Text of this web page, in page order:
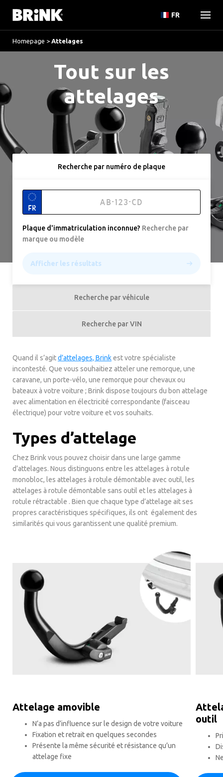
FR
Homepage > Attelages
Tout sur les
attelages
Recherche par numéro de plaque
FR
Plaque d'immatriculation inconnue? Recherche par
marque ou modèle
Afficher les résultats
Recherche par véhicule
Recherche par VIN
Quand il s’agitd’attelages, Brinkest votre spécialiste
incontesté. Que vous souhaitiez atteler une remorque, une
caravane, un porte-vélo, une remorque pour chevaux ou
bateaux à votre voiture ; Brink dispose toujours du bon attelage
avec alimentation en électricité correspondante (faisceau
électrique) pour votre voiture et vos souhaits.
Types d’attelage
Chez Brink vous pouvez choisir dans une large gamme
d’attelages. Nous distinguons entre les attelages à rotule
monobloc, les attelages à rotule démontable avec outil, les
attelages à rotule démontable sans outil et les attelages à
rotule rétractable . Bien que chaque type d’attelage ait ses
propres caractéristiques spécifiques, ils ont également des
similarités qui vous garantissent une qualité premium.
Attelage amovible
N’a pas d’influence sur le design de votre voiture
Fixation et retrait en quelques secondes
Présente la même sécurité et résistance qu’un
attelage fixe
outil